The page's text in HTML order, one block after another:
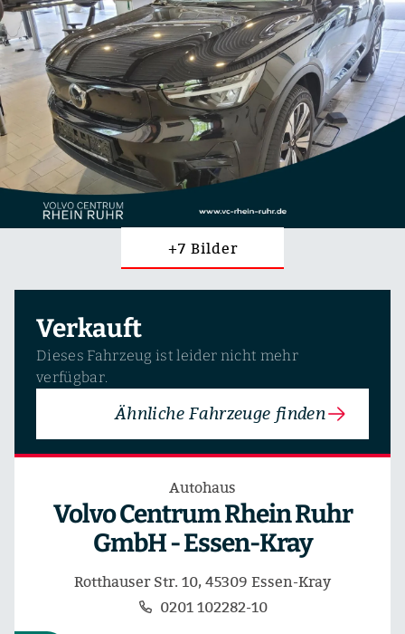
+7 Bilder
Verkauft
Dieses Fahrzeug ist leider nicht mehr
verfügbar.
Ähnliche Fahrzeuge finden
Autohaus
Volvo Centrum Rhein Ruhr
GmbH - Essen-Kray
Rotthauser Str. 10, 45309 Essen-Kray
0201 102282-10